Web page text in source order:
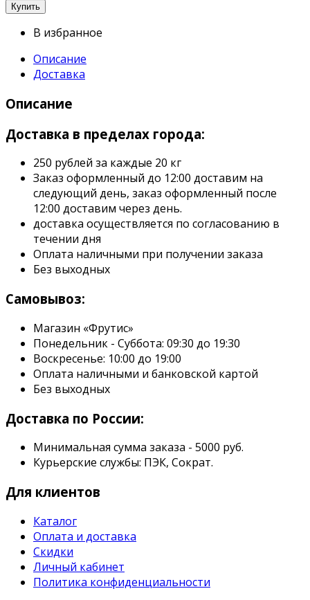
В избранное
Описание
Доставка
Описание
Доставка в пределах города:
250 рублей за каждые 20 кг
Заказ оформленный до 12:00 доставим на
следующий день, заказ оформленный после
12:00 доставим через день.
доставка осуществляется по согласованию в
течении дня
Оплата наличными при получении заказа
Без выходных
Самовывоз:
Магазин «Фрутис»
Понедельник - Суббота: 09:30 до 19:30
Воскресенье: 10:00 до 19:00
Оплата наличными и банковской картой
Без выходных
Доставка по России:
Минимальная сумма заказа - 5000 руб.
Курьерские службы: ПЭК, Сократ.
Для клиентов
Каталог
Оплата и доставка
Скидки
Личный кабинет
Политика конфиденциальности